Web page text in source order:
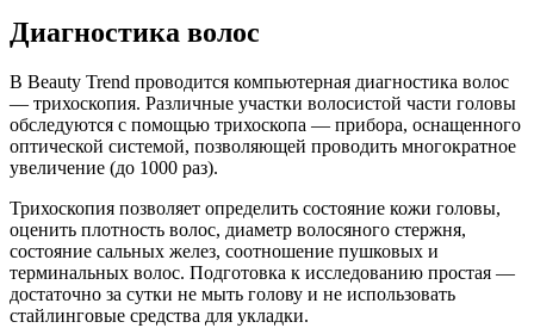
Диагностика волос
В Beauty Trend проводится компьютерная диагностика волос
— трихоскопия. Различные участки волосистой части головы
обследуются с помощью трихоскопа — прибора, оснащенного
оптической системой, позволяющей проводить многократное
увеличение (до 1000 раз).
Трихоскопия позволяет определить состояние кожи головы,
оценить плотность волос, диаметр волосяного стержня,
состояние сальных желез, соотношение пушковых и
терминальных волос. Подготовка к исследованию простая —
достаточно за сутки не мыть голову и не использовать
стайлинговые средства для укладки.